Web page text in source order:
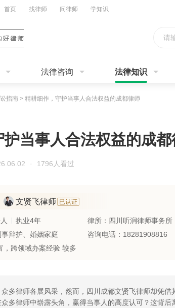
首页 找律师 问律师 学知识
请
法律咨询 法律知识
指南 > 精耕细作，守护当事人合法权益的成都律师
当事人合法权益的成
· 1796人看过
文贤飞律师 已认证
执业4年 律所：四川听涧律师事务所
辩护、婚姻家庭
咨询电话：18281908816
，跨领域办案经验 较多
多律师各展风采，然而，四川成都文贤飞律师却凭
多律师中崭露头角，赢得当事人的高度认可？这背后